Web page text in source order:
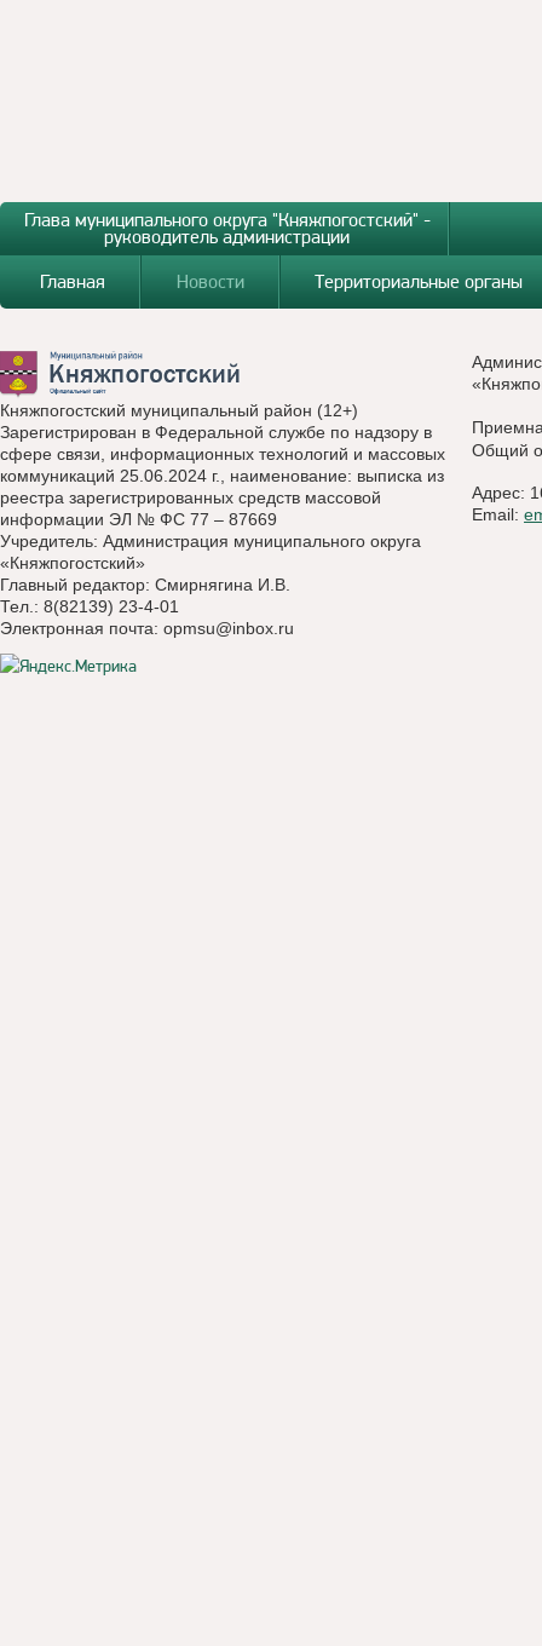
Глава муниципального округа "Княжпогостский" -
руководитель администрации
Главная
Новости Территориальные органы
Княжпогостский муниципальный район (12+)
Зарегистрирован в Федеральной службе по надзору в
сфере связи, информационных технологий и массовых
коммуникаций 25.06.2024 г., наименование: выписка из
реестра зарегистрированных средств массовой
информации ЭЛ № ФС 77 – 87669
Учредитель: Администрация муниципального округа
«Княжпогостский»
Главный редактор: Смирнягина И.В.
Тел.: 8(82139) 23-4-01
Электронная почта: opmsu@inbox.ru
Общий
Адрес:
Email: